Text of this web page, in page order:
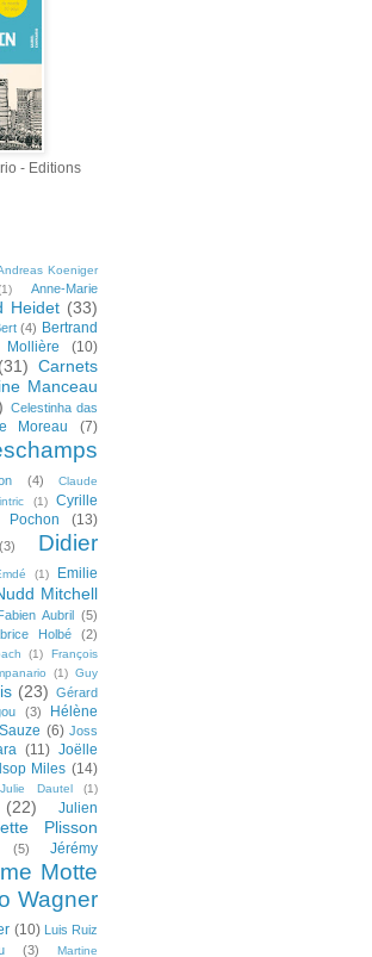
- Editions
Koeniger
Anne-Marie
Heidet (33)
(4) Bertrand
(10)
(31) Carnets
Manceau
Celestinha das
Moreau (7)
(4)
Claude
(1)
Cyrille
Pochon (13)
(3)
Didier
(1)
Emilie
Mitchell
Aubril (5)
Holbé
(2)
(1)
François
(1) Guy
(23) Gérard
(3)
Hélène
(6) Joss
(11) Joëlle
Miles (14)
Julie Dautel (1)
(22)
Julien
Plisson
(5)
Jérémy
Motte
Wagner
(10) Luis Ruiz
(3) Martine